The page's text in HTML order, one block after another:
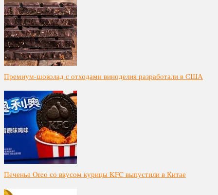
Премиум-шоколад с отходами виноделия разработали в США
Печенье Oreo со вкусом курицы KFC выпустили в Китае